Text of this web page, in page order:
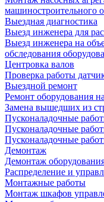
машиностроительного
Выездная диагностика
Выезд инженера для
Выезд инженера на
обследования
Центровка валов
Проверка работы
Выездной ремонт
Ремонт оборудования
Замена вышедших из
Пусконаладочные
Пусконаладочные
Пусконаладочные
Демонтаж
Демонтаж
Распределение и
Монтажные работы
Монтаж шкафов